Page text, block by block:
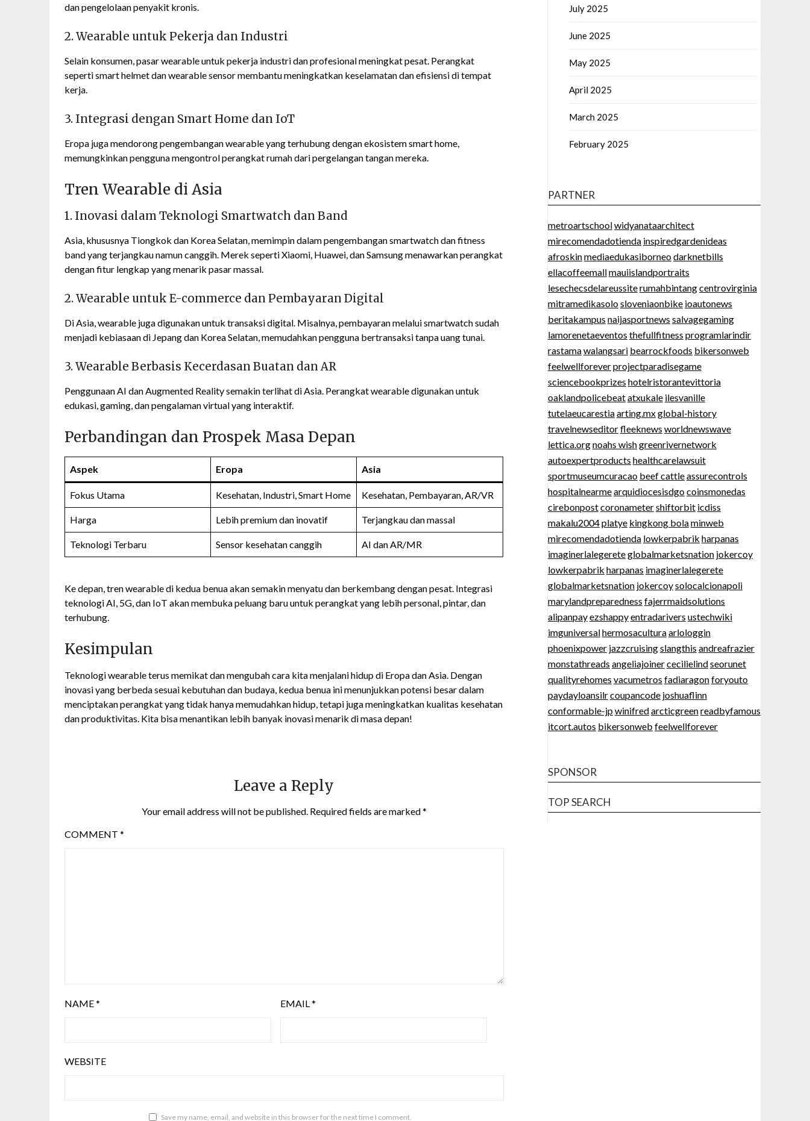
dan pengelolaan penyakit kronis.
2. Wearable untuk Pekerja dan Industri
Selain konsumen, pasar wearable untuk pekerja industri dan profesional meningkat pesat. Perangkat
seperti smart helmet dan wearable sensor membantu meningkatkan keselamatan dan efisiensi di tempat
kerja.
3. Integrasi dengan Smart Home dan IoT
Eropa juga mendorong pengembangan wearable yang terhubung dengan ekosistem smart home,
memungkinkan pengguna mengontrol perangkat rumah dari pergelangan tangan mereka.
Tren Wearable di Asia
1. Inovasi dalam Teknologi Smartwatch dan Band
Asia, khususnya Tiongkok dan Korea Selatan, memimpin dalam pengembangan smartwatch dan fitness
band yang terjangkau namun canggih. Merek seperti Xiaomi, Huawei, dan Samsung menawarkan perangkat
dengan fitur lengkap yang menarik pasar massal.
2. Wearable untuk E-commerce dan Pembayaran Digital
Di Asia, wearable juga digunakan untuk transaksi digital. Misalnya, pembayaran melalui smartwatch sudah
menjadi kebiasaan di Jepang dan Korea Selatan, memudahkan pengguna bertransaksi tanpa uang tunai.
3. Wearable Berbasis Kecerdasan Buatan dan AR
Penggunaan AI dan Augmented Reality semakin terlihat di Asia. Perangkat wearable digunakan untuk
edukasi, gaming, dan pengalaman virtual yang interaktif.
Perbandingan dan Prospek Masa Depan
Aspek Eropa Asia
Fokus Utama Kesehatan, Industri, Smart Home Kesehatan, Pembayaran, AR/VR
Harga Lebih premium dan inovatif Terjangkau dan massal
Teknologi Terbaru Sensor kesehatan canggih AI dan AR/MR
Ke depan, tren wearable di kedua benua akan semakin menyatu dan berkembang dengan pesat. Integrasi
teknologi AI, 5G, dan IoT akan membuka peluang baru untuk perangkat yang lebih personal, pintar, dan
terhubung.
Kesimpulan
Teknologi wearable terus memikat dan mengubah cara kita menjalani hidup di Eropa dan Asia. Dengan
inovasi yang berbeda sesuai kebutuhan dan budaya, kedua benua ini menunjukkan potensi besar dalam
menciptakan perangkat yang tidak hanya memudahkan hidup, tetapi juga meningkatkan kualitas kesehatan
dan produktivitas. Kita bisa menantikan lebih banyak inovasi menarik di masa depan!
Leave a Reply
Your email address will not be published. Required fields are marked*
COMMENT *
NAME* EMAIL*
WEBSITE
Save my name, email, and website in this browser for the next time I comment.
July 2025
June 2025
May 2025
April 2025
March 2025
February 2025
PARTNER
metroartschoolwidyanataarchitect
mirecomendadotienda inspiredgardenideas
afroskinmediaedukasiborneodarknetbills
ellacoffeemallmauiislandportraits
lesechecsdelareussiterumahbintangcentrovirginia
mitramedikasolosloveniaonbike ioautonews
beritakampus naijasportnews salvagegaming
lamorenetaeventos thefullfitness programlarindir
rastamawalangsari bearrockfoods bikersonweb
feelwellforeverprojectparadisegame
sciencebookprizes hotelristorantevittoria
oaklandpolicebeatatxukale ilesvanille
tutelaeucarestiaarting.mxglobal-history
travelnewseditorfleeknews worldnewswave
lettica.orgnoahs wishgreenrivernetwork
autoexpertproducts healthcarelawsuit
sportmuseumcuracao beef cattleassurecontrols
hospitalnearmearquidiocesisdgocoinsmonedas
cirebonpostcoronametershiftorbit icdiss
makalu2004platye kingkong bolaminweb
mirecomendadotienda lowkerpabrik harpanas
imaginerlalegereteglobalmarketsnation jokercoy
lowkerpabrik harpanas imaginerlalegerete
globalmarketsnation jokercoysolocalcionapoli
marylandpreparedness fajerrmaidsolutions
alipanpayezshappyentradarivers ustechwiki
imguniversalhermosaculturaarlologgin
phoenixpower jazzcruisingslangthis andreafrazier
monstathreads angeliajoinercecilielindseorunet
qualityrehomes vacumetros fadiaragonforyouto
paydayloansilrcoupancode joshuaflinn
conformable-jpwinifredarcticgreenreadbyfamous
itcort.autos bikersonweb feelwellforever
SPONSOR
TOP SEARCH